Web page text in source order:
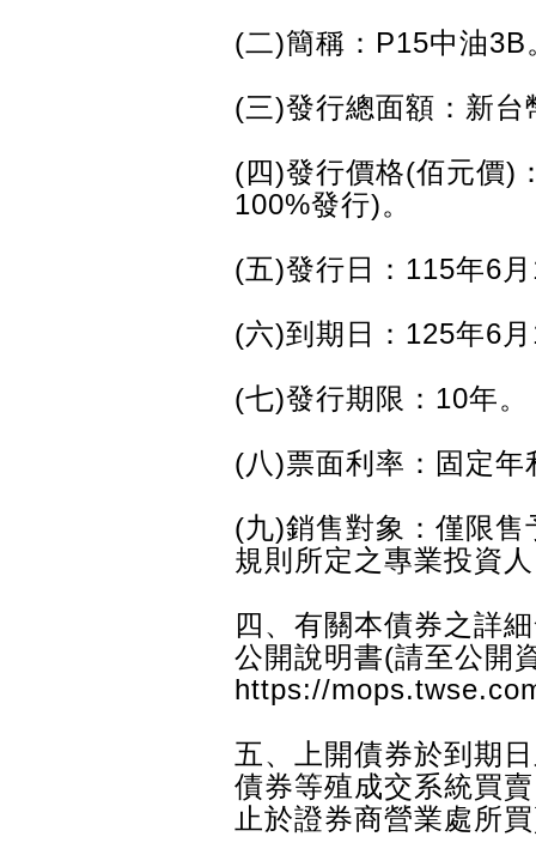
(二)簡稱：P15中油3B
(三)發行總面額：新台
(四)發行價格(佰元價)
100%發行)。
(五)發行日：115年6
(六)到期日：125年6
(七)發行期限：10年。
(八)票面利率：固定年
(九)銷售對象：僅限
規則所定之專業投資
四、有關本債券之詳
公開說明書(請至公開
https://
五、上開債券於到期
債券等殖成交系統買
止於證券商營業處所